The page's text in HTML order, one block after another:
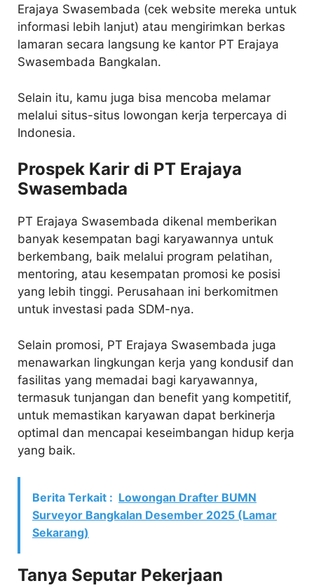
Erajaya Swasembada (cek website mereka untuk
informasi lebih lanjut) atau mengirimkan berkas
lamaran secara langsung ke kantor PT Erajaya
Swasembada Bangkalan.
Selain itu, kamu juga bisa mencoba melamar
melalui situs-situs lowongan kerja terpercaya di
Indonesia.
Prospek Karir di PT Erajaya
Swasembada
PT Erajaya Swasembada dikenal memberikan
banyak kesempatan bagi karyawannya untuk
berkembang, baik melalui program pelatihan,
mentoring, atau kesempatan promosi ke posisi
yang lebih tinggi. Perusahaan ini berkomitmen
untuk investasi pada SDM-nya.
Selain promosi, PT Erajaya Swasembada juga
menawarkan lingkungan kerja yang kondusif dan
fasilitas yang memadai bagi karyawannya,
termasuk tunjangan dan benefit yang kompetitif,
untuk memastikan karyawan dapat berkinerja
optimal dan mencapai keseimbangan hidup kerja
yang baik.
Berita Terkait : Lowongan Drafter BUMN
Surveyor Bangkalan Desember 2025 (Lamar
Sekarang)
Tanya Seputar Pekerjaan